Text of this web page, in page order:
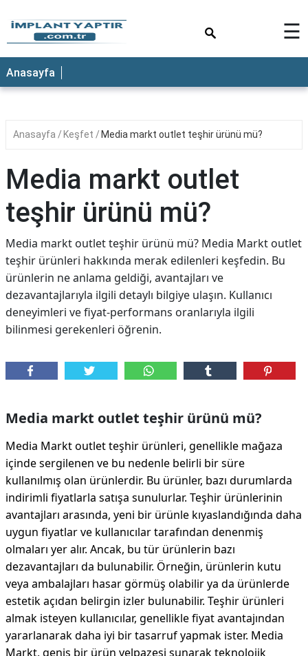
☰
Anasayfa
Anasayfa Keşfet Media markt outlet teşhir ürünü mü?
Media markt outlet
teşhir ürünü mü?
Media markt outlet teşhir ürünü mü? Media Markt outlet
teşhir ürünleri hakkında merak edilenleri keşfedin. Bu
ürünlerin ne anlama geldiği, avantajları ve
dezavantajlarıyla ilgili detaylı bilgiye ulaşın. Kullanıcı
deneyimleri ve fiyat-performans oranlarıyla ilgili
bilinmesi gerekenleri öğrenin.
Media markt outlet teşhir ürünü mü?
Media Markt outlet teşhir ürünleri, genellikle mağaza
içinde sergilenen ve bu nedenle belirli bir süre
kullanılmış olan ürünlerdir. Bu ürünler, bazı durumlarda
indirimli fiyatlarla satışa sunulurlar. Teşhir ürünlerinin
avantajları arasında, yeni bir ürünle kıyaslandığında daha
uygun fiyatlar ve kullanıcılar tarafından denenmiş
olmaları yer alır. Ancak, bu tür ürünlerin bazı
dezavantajları da bulunabilir. Örneğin, ürünlerin kutu
veya ambalajları hasar görmüş olabilir ya da ürünlerde
estetik açıdan belirgin izler bulunabilir. Teşhir ürünleri
almak isteyen kullanıcılar, genellikle fiyat avantajından
yararlanarak daha iyi bir tasarruf yapmak ister. Media
Markt, geniş bir ürün yelpazesi sunarak teknolojik